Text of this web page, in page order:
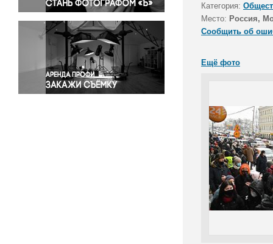
Религия
Светская жизнь
Спорт
Экология
Экономика и бизнес
Категория:
Место: Россия,
Сообщить об
Ещё фото